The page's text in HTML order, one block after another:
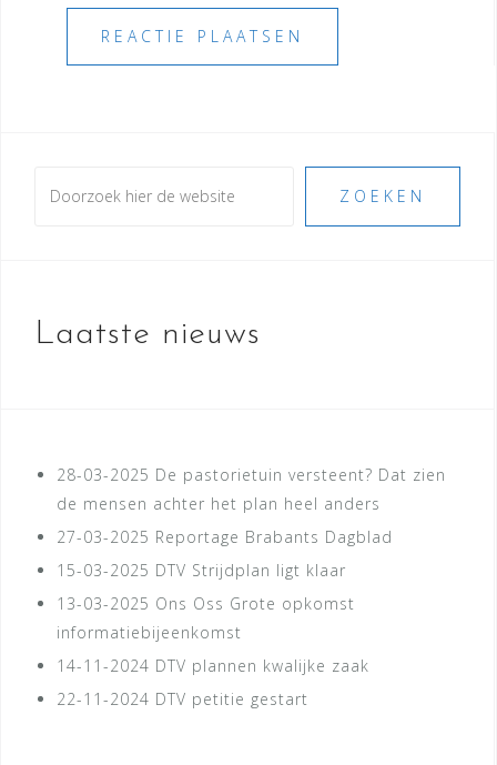
ZOEKEN
Laatste nieuws
28-03-2025 De pastorietuin versteent? Dat zien
de mensen achter het plan heel anders
27-03-2025 Reportage Brabants Dagblad
15-03-2025 DTV Strijdplan ligt klaar
13-03-2025 Ons Oss Grote opkomst
informatiebijeenkomst
14-11-2024 DTV plannen kwalijke zaak
22-11-2024 DTV petitie gestart